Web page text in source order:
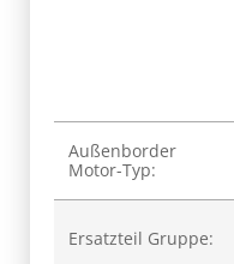
Produkteigenschaft
Wert
Außenborder
Motor-Typ:
Ersatzteil Gruppe: